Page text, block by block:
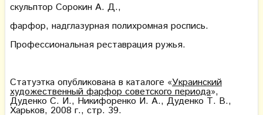
скульптор Сорокин А. Д.,
фарфор, надглазурная полихромная роспись.
Профессиональная реставрация ружья.
Статуэтка опубликована в каталоге «Украинский
художественный фарфор советского периода»,
Дуденко С. И., Никифоренко И. А., Дуденко Т. В.,
Харьков, 2008 г., стр. 39.